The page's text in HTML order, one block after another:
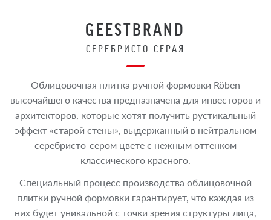
GEESTBRAND
СЕРЕБРИСТО-СЕРАЯ
Облицовочная плитка ручной формовки Röben
высочайшего качества предназначена для инвесторов и
архитекторов, которые хотят получить рустикальный
эффект «старой стены», выдержанный в нейтральном
серебристо-сером цвете с нежным оттенком
классического красного.
Специальный процесс производства облицовочной
плитки ручной формовки гарантирует, что каждая из
них будет уникальной с точки зрения структуры лица,